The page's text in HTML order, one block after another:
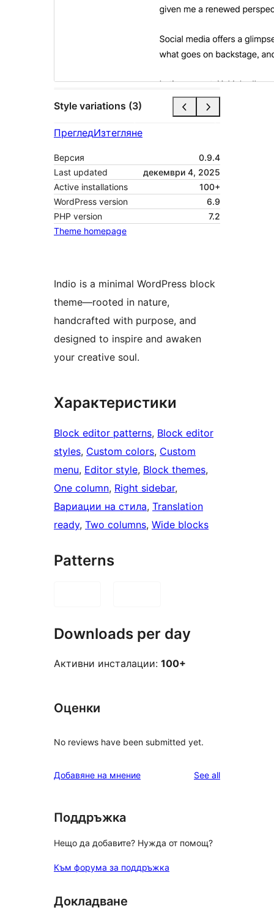
Style variations (3)
ПрегледИзтегляне
Версия
0.9.4
Last updated
декември 4, 2025
Active installations
100+
WordPress version
6.9
PHP version
7.2
Theme homepage
Indio is a minimal WordPress block
theme—rooted in nature,
handcrafted with purpose, and
designed to inspire and awaken
your creative soul.
Характеристики
Block editor patterns, Block editor
styles, Custom colors, Custom
menu, Editor style, Block themes
One column, Right sidebar
Вариации на стила, Translation
ready, Two columns, Wide blocks
Patterns
Downloads per day
Активни инсталации: 100+
Оценки
No reviews have been submitted yet.
Добавяне на мнение See allreviews
Поддръжка
Нещо да добавите? Нужда от помощ?
Към форума за поддръжка
Докладване